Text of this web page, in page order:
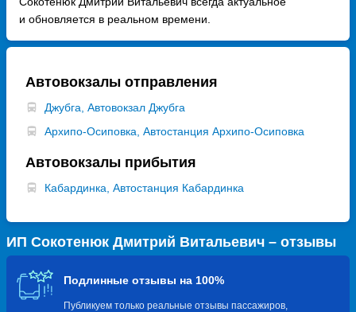
и обновляется в реальном времени.
Автовокзалы отправления
Джубга, Автовокзал Джубга
Архипо-Осиповка, Автостанция Архипо-Осиповка
Автовокзалы прибытия
Кабардинка, Автостанция Кабардинка
ИП Сокотенюк Дмитрий Витальевич – отзывы
Подлинные отзывы на 100%
Публикуем только реальные отзывы пассажиров,